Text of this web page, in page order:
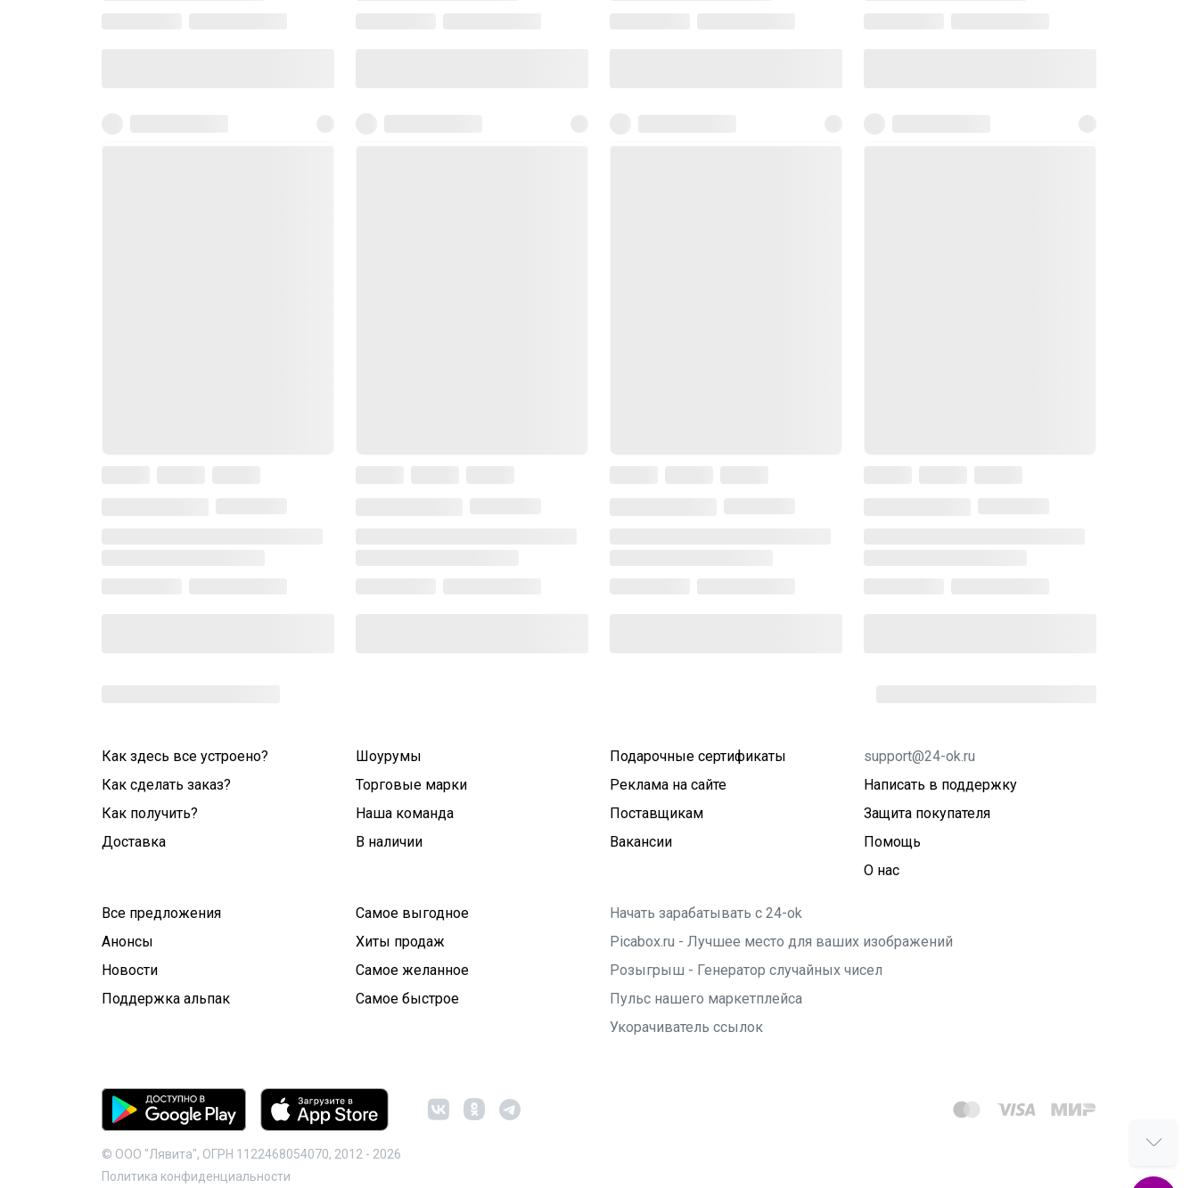
Как здесь все устроено?
Как сделать заказ?
Как получить?
Доставка
Шоурумы
Торговые марки
Наша команда
В наличии
Подарочные сертификаты
Реклама на сайте
Поставщикам
Вакансии
support@24-ok.ru
Написать в поддержку
Защита покупателя
Помощь
О нас
Все предложения
Анонсы
Новости
Поддержка альпак
Самое выгодное
Хиты продаж
Самое желанное
Самое быстрое
Начать зарабатывать с 24-ok
Picabox.ru - Лучшее место для ваших изображений
Розыгрыш - Генератор случайных чисел
Пульс нашего маркетплейса
Укорачиватель ссылок
© ООО "Лявита", ОГРН 1122468054070, 2012 - 2026
Политика конфиденциальности